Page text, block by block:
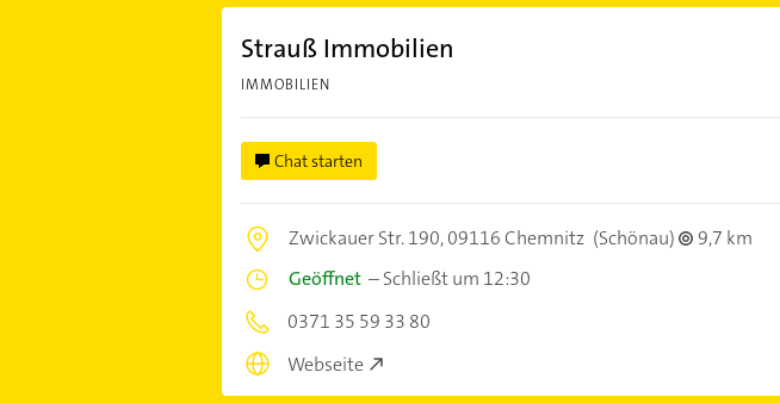
Strauß Immobilien
IMMOBILIEN
Chat starten
Zwickauer Str. 190,09116 Chemnitz (Schönau)
9,7 km
Geöffnet–Schließt um 12:30
0371 35 59 33 80
Webseite